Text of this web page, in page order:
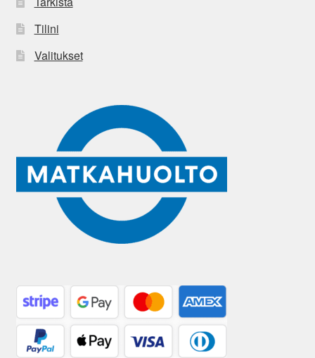
Tilini
Valitukset